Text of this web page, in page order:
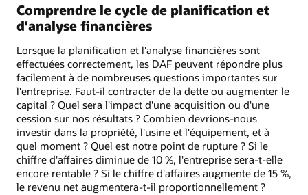
Comprendre le cycle de planification et
d'analyse financières
Lorsque la planification et l'analyse financières sont
effectuées correctement, les DAF peuvent répondre plus
facilement à de nombreuses questions importantes sur
l'entreprise. Faut-il contracter de la dette ou augmenter le
capital ? Quel sera l'impact d'une acquisition ou d'une
cession sur nos résultats ? Combien devrions-nous
investir dans la propriété, l'usine et l'équipement, et à
quel moment ? Quel est notre point de rupture ? Si le
chiffre d'affaires diminue de 10 %, l'entreprise sera-t-elle
encore rentable ? Si le chiffre d'affaires augmente de 15 %,
le revenu net augmentera-t-il proportionnellement ?